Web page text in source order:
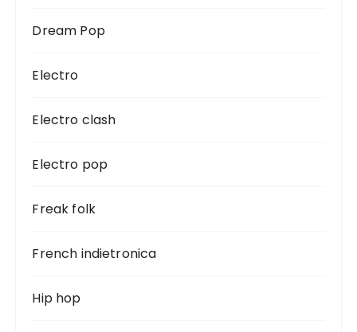
Dream Pop
Electro
Electro clash
Electro pop
Freak folk
French indietronica
Hip hop